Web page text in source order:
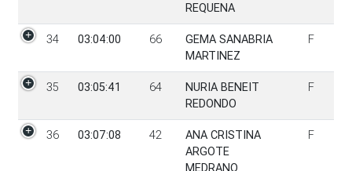
REQUENA
34 03:04:00 66
GEMA SANABRIA
MARTINEZ
F
35 03:05:41 64
NURIA BENEIT
REDONDO
F
36 03:07:08 42
ANA CRISTINA
ARGOTE
MEDRANO
F